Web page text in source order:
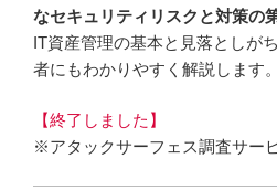
なセキュリティリスクと対策の
IT資産管理の基本と見落としが
者にもわかりやすく解説します。
【終了しました】
※アタックサーフェス調査サー